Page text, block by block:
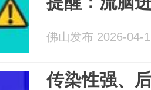
佛山发布 2026-04-
传染性强、